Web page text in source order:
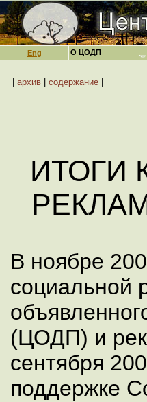
Eng
архив содержание
ИТОГИ
В ноябре
социальной
(ЦОДП) и
сентября
поддержке
О ЦОДП